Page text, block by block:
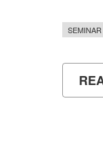
SEMINAR